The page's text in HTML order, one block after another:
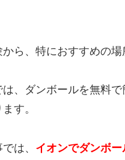
から、特におすすめの場
は、ダンボールを無料
す。
は、 イオンでダンボ